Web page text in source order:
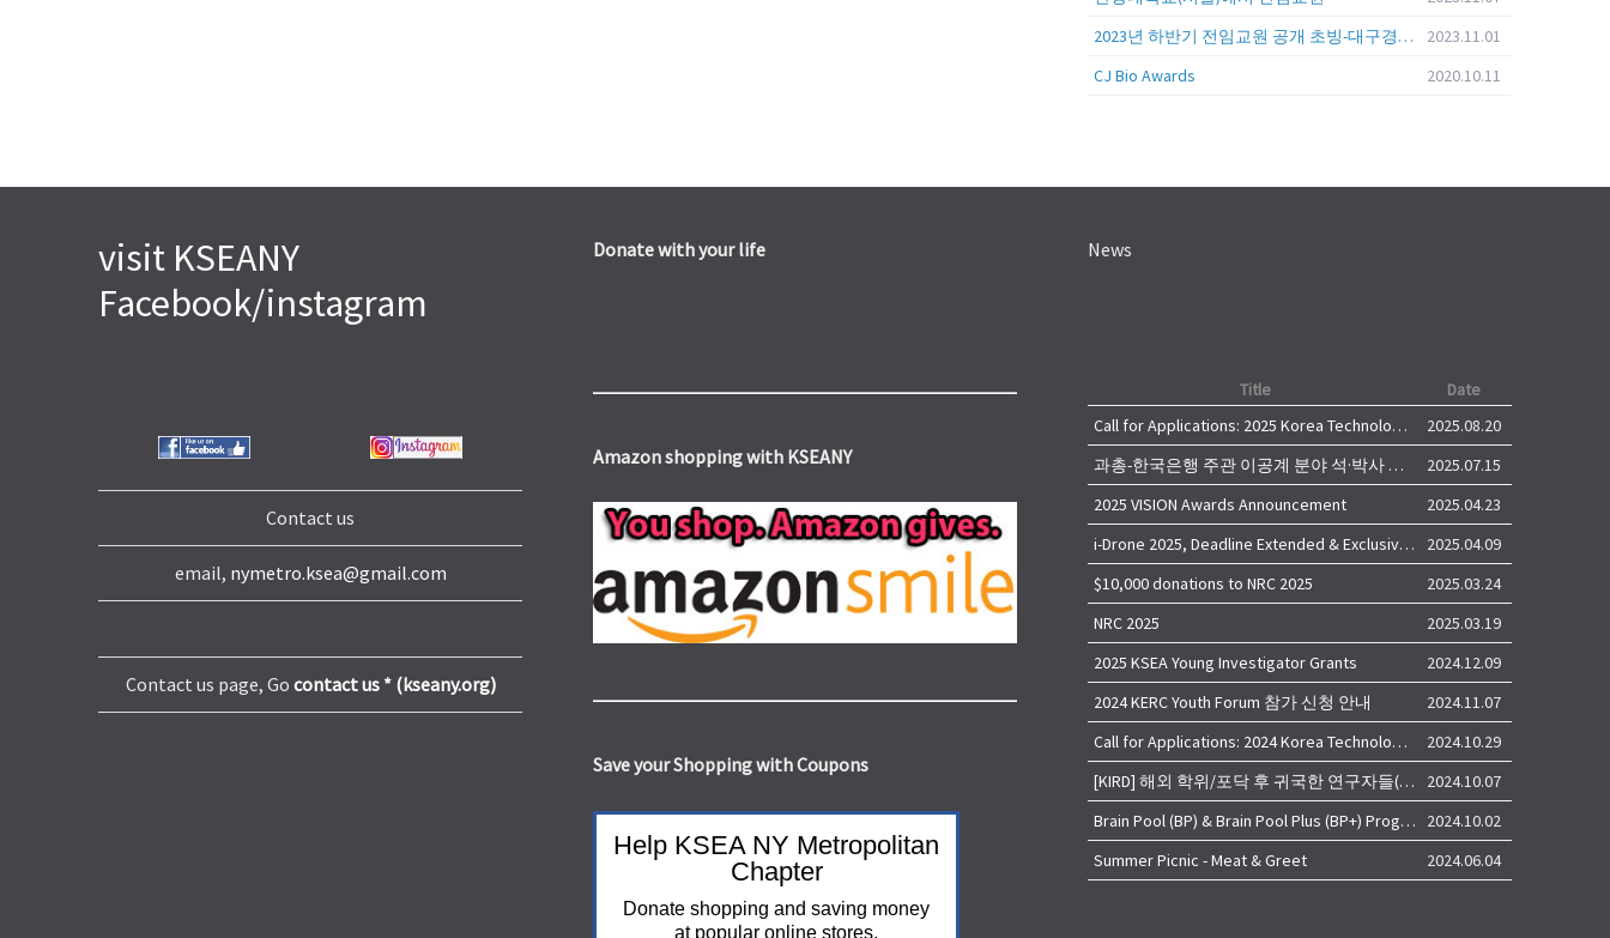
2023년 하반기 전임교원 공개 초빙-대구경북과학기술원 (DGIST)
2023.11.01
CJ Bio Awards
2020.10.11
visit KSEANY
Facebook/instagram
Contact us
email, nymetro.ksea@gmail.com
Contact us page, Go contact us * (kseany.org)
Donate with your life
Amazon shopping with KSEANY
Save your Shopping with Coupons
Help KSEA NY Metropolitan
Chapter
Donate shopping and saving money
at popular online stores.
News
Title
Date
Call for Applications: 2025 Korea Technology Advisory Group (K-TAG)
2025.08.20
과총-한국은행 주관 이공계 분야 석·박사 학위자 대상 서베이
2025.07.15
2025 VISION Awards Announcement
2025.04.23
i-Drone 2025, Deadline Extended & Exclusive Opportunity to Travel to Korea!
2025.04.09
$10,000 donations to NRC 2025
2025.03.24
NRC 2025
2025.03.19
2025 KSEA Young Investigator Grants
2024.12.09
2024 KERC Youth Forum 참가 신청 안내
2024.11.07
Call for Applications: 2024 Korea Technology Advisory Group (K-TAG)
2024.10.29
[KIRD] 해외 학위/포닥 후 귀국한 연구자들(학교, 출연(연), 기업)의 경력개발 경험 공유 줌 세미나 안내
2024.10.07
Brain Pool (BP) & Brain Pool Plus (BP+) Programs
2024.10.02
Summer Picnic - Meat & Greet
2024.06.04